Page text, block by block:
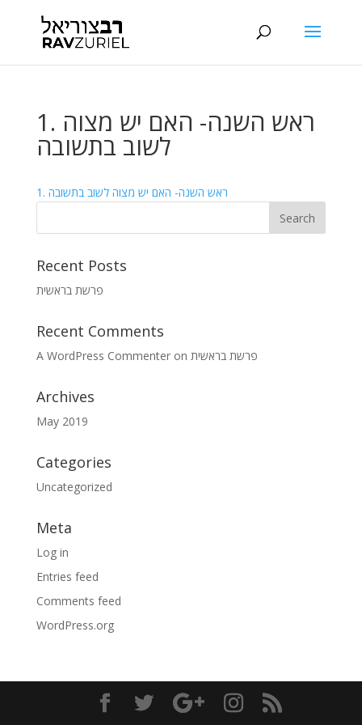
1. ראש השנה- האם יש מצוה
לשוב בתשובה
1. ראש השנה- האם יש מצוה לשוב בתשובה
Recent Posts
פרשת בראשית
Recent Comments
A WordPress Commenteron פרשת בראשית
Archives
May 2019
Categories
Uncategorized
Meta
Log in
Entries feed
Comments feed
WordPress.org